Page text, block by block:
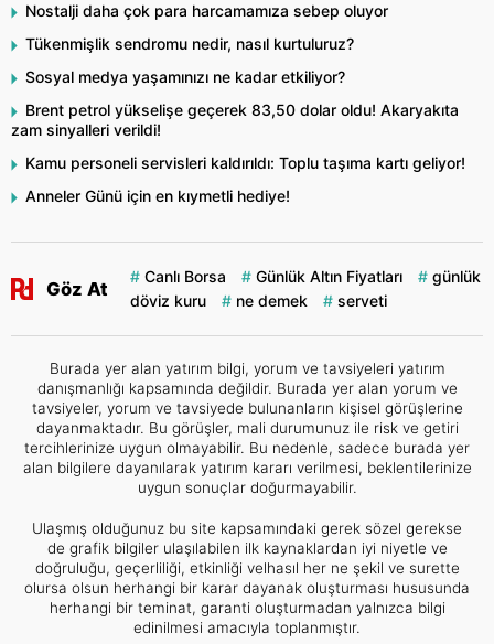
Nostalji daha çok para harcamamıza sebep oluyor
Tükenmişlik sendromu nedir, nasıl kurtuluruz?
Sosyal medya yaşamınızı ne kadar etkiliyor?
Brent petrol yükselişe geçerek 83,50 dolar oldu! Akaryakıta
zam sinyalleri verildi!
Kamu personeli servisleri kaldırıldı: Toplu taşıma kartı geliyor!
Anneler Günü için en kıymetli hediye!
Göz At
Canlı Borsa Günlük Altın Fiyatları
günlük
döviz kuru
ne demek serveti
Burada yer alan yatırım bilgi, yorum ve tavsiyeleri yatırım
danışmanlığı kapsamında değildir. Burada yer alan yorum ve
tavsiyeler, yorum ve tavsiyede bulunanların kişisel görüşlerine
dayanmaktadır. Bu görüşler, mali durumunuz ile risk ve getiri
tercihlerinize uygun olmayabilir. Bu nedenle, sadece burada yer
alan bilgilere dayanılarak yatırım kararı verilmesi, beklentilerinize
uygun sonuçlar doğurmayabilir.
Ulaşmış olduğunuz bu site kapsamındaki gerek sözel gerekse
de grafik bilgiler ulaşılabilen ilk kaynaklardan iyi niyetle ve
doğruluğu, geçerliliği, etkinliği velhasıl her ne şekil ve surette
olursa olsun herhangi bir karar dayanak oluşturması hususunda
herhangi bir teminat, garanti oluşturmadan yalnızca bilgi
edinilmesi amacıyla toplanmıştır.